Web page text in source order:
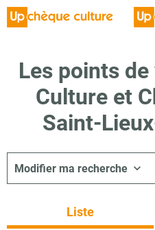
Les points
Culture et
Saint-
Modifier ma recherche
Liste